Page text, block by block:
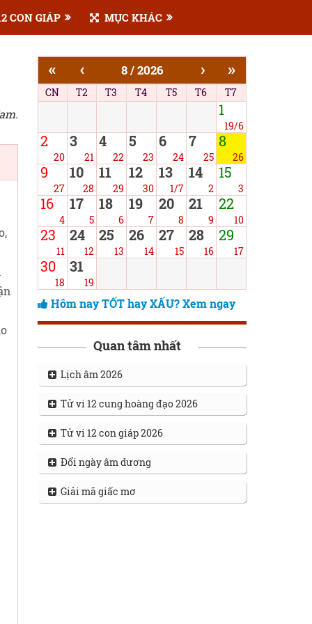
CON GIÁP MỤC KHÁC
« ‹ 8 / 2026 › »
CN T2 T3 T4 T5 T6 T7
1
19/6
2
20
3
21
4
22
5
23
6
24
7
25
8
26
9
27
10
28
11
29
12
30
13
1/7
14
2
15
3
16
4
17
5
18
6
19
7
20
8
21
9
22
10
23
11
24
12
25
13
26
14
27
15
28
16
29
17
30
18
31
19
Hôm nay TỐT hay XẤU? Xem ngay
Quan tâm nhất
Lịch âm 2026
Tử vi 12 cung hoàng đạo 2026
Tử vi 12 con giáp 2026
Đổi ngày âm dương
Giải mã giấc mơ